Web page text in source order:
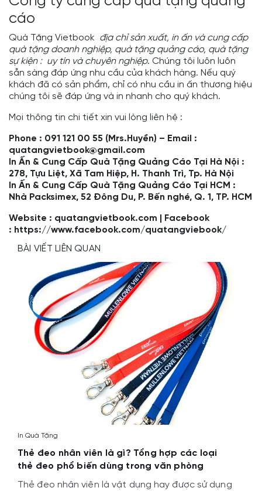
cáo
Quà Tặng Vietbook địa chỉ sản xuất, in ấn và cung cấp
quà tặng doanh nghiệp, quà tặng quảng cáo, quà tặng
sự kiện : uy tín và chuyên nghiệp. Chúng tôi luôn luôn
sẵn sàng đáp ứng nhu cầu của khách hàng. Nếu quý
khách đã có sản phẩm, chỉ có nhu cầu in ấn thương hiệu
chúng tôi sẽ đáp ứng và in nhanh cho quý khách.
Mọi thông tin chi tiết xin vui lòng liên hệ :
Phone : 091 121 00 55 (Mrs.Huyền) – Email :
quatangvietbook@gmail.com
In Ấn & Cung Cấp Quà Tặng Quảng Cáo Tại Hà Nội :
278, Tựu Liệt, Xã Tam Hiệp, H. Thanh Trì, Tp. Hà Nội
In Ấn & Cung Cấp Quà Tặng Quảng Cáo Tại HCM :
Nhà Packsimex, 52 Đông Du, P. Bến nghé, Q. 1, TP. HCM
Website : quatangvietbook.com | Facebook
: https://www.facebook.com/quatangviebook/
BÀI VIẾT LIÊN QUAN
In Quà Tặng
Thẻ đeo nhân viên là gì? Tổng hợp các loại
thẻ đeo phổ biến dùng trong văn phòng
Thẻ đeo nhân viên là vật dụng hay được sử dụng